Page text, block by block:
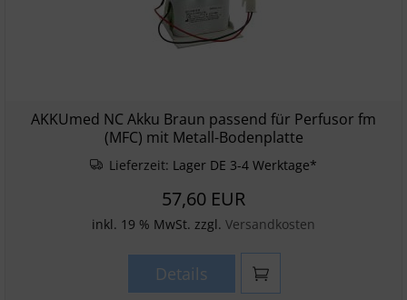
AKKUmed NC Akku Braun passend für Perfusor fm
(MFC) mit Metall-Bodenplatte
Lieferzeit: Lager DE 3-4 Werktage*
57,60 EUR
inkl. 19 % MwSt. zzgl. Versandkosten
Details